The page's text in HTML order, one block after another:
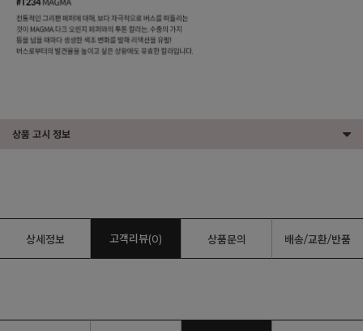
상품 고시 정보
상세정보 고객리뷰(0) 상품문의 배송/교환/반품